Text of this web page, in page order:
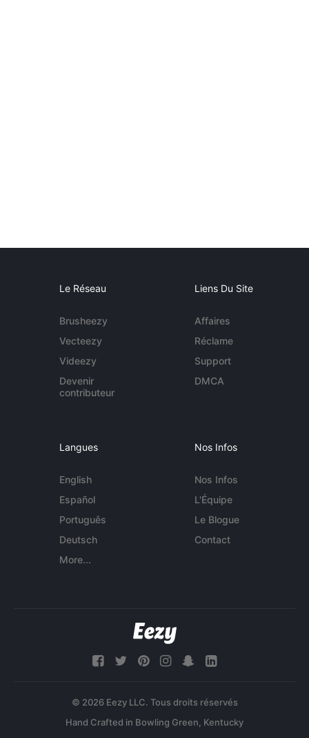
Le Réseau
Brusheezy
Vecteezy
Videezy
Devenir
contributeur
Liens Du Site
Affaires
Réclame
Support
DMCA
Langues
English
Español
Português
Deutsch
More...
Nos Infos
Nos Infos
L'Équipe
Le Blogue
Contact
© 2026 Eezy LLC. Tous droits réservés